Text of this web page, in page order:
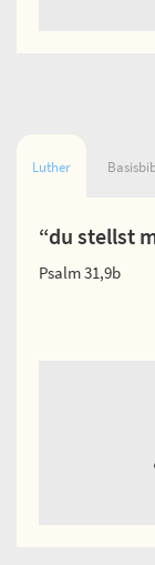
Luther
“du stellst
Psalm 31,9b